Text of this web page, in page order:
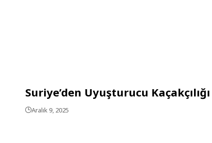
Suriye’den Uyuşturucu
Aralık 9, 2025